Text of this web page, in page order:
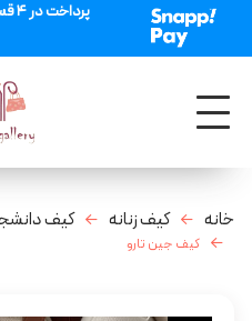
پرداخت در 4 قسط بدون 1 ریال سود و ضمانت
خانه کیف زنانه کیف
کیف جین تارو